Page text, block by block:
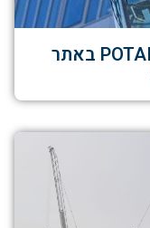
נפילת מנופאי מעגורן צריח POTAIN באתר